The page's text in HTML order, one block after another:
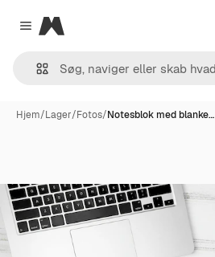
Close menu
Magnific
Hjem/Lager/Fotos/Notesblok med blanke…